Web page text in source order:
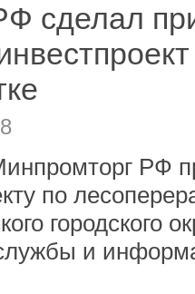
сделал
РФ
по
городского
и